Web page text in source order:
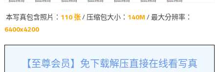
本写真包含照片： 110 张/ 压缩包大小： 140M/ 最大分辨率：
6400x4200
【至尊会员】免下载解压直接在线看写真